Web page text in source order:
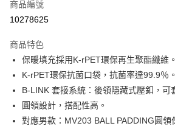
Apple Pay
悠遊付
Google Pay
全盈+PAY
AFTEE先享後付
商品編號
10278625
商品特色
保暖填充採用K-rPET環保再生聚酯纖維。
K-rPET環保抗菌口袋，抗菌率達99.9％。
B-LINK 套接系統：後領隱藏式壓釦，可
圓領設計，搭配性高。
對應男款：MV203 BALL PADDING圓領